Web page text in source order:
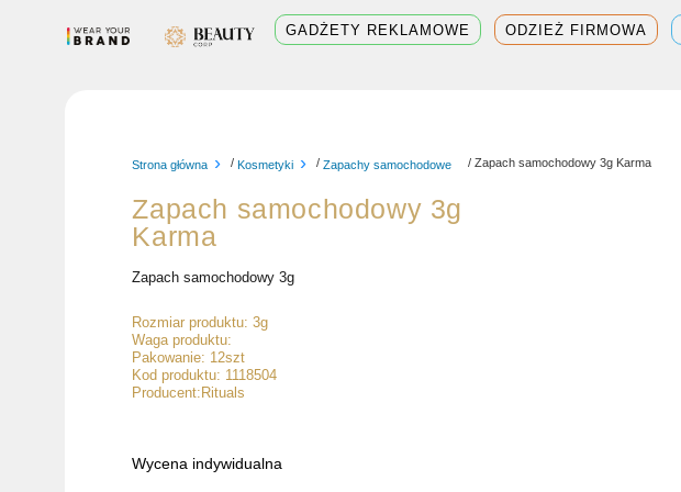
GADŻETY REKLAMOWE ODZIEŻ FIRMOWA
Strona główna /Kosmetyki /Zapachy samochodowe / Zapach samochodowy 3g Karma
Zapach samochodowy 3g
Karma
Zapach samochodowy 3g
Rozmiar produktu: 3g
Waga produktu:
Pakowanie: 12szt
Kod produktu: 1118504
Producent:Rituals
Wycena indywidualna